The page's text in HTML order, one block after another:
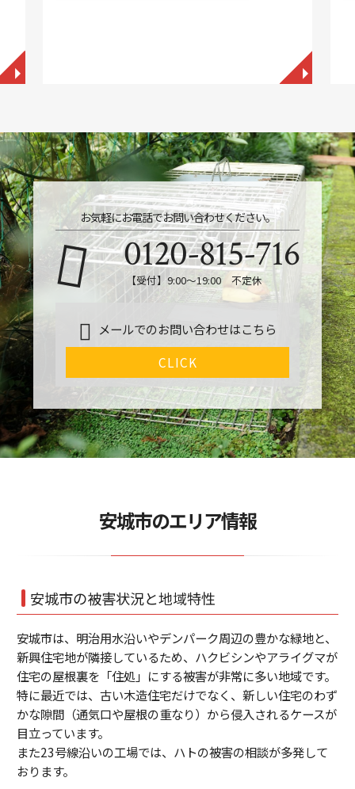
◥ ◥
お気軽にお電話でお問い合わせください。
0120-815-716
【受付】9:00～19:00 不定休
メールでのお問い合わせはこちら
CLICK
安城市のエリア情報
安城市の被害状況と地域特性
安城市は、明治用水沿いやデンパーク周辺の豊かな緑地と、
新興住宅地が隣接しているため、 ハクビシンやアライグマが
住宅の屋根裏を「住処」 にする被害が非常に多い地域です。
特に最近では、 古い木造住宅だけでなく、新しい住宅のわず
かな隙間（通気口や屋根の重なり）から侵入されるケースが
目立っています。
また23号線沿いの工場では、ハトの被害の相談が多発して
おります。